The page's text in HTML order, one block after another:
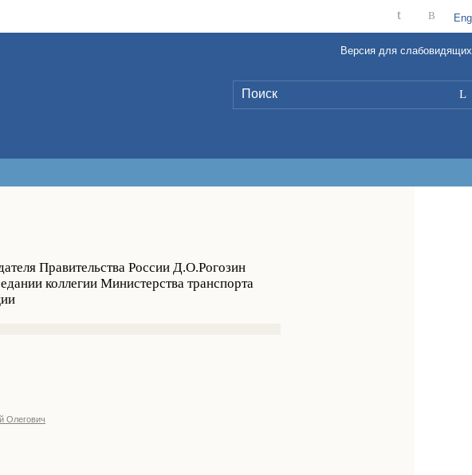
t B Eng
L
Версия для слабовидящих
Правительства России Д.О.Рогозин
коллегии Министерства транспорта
Олегович